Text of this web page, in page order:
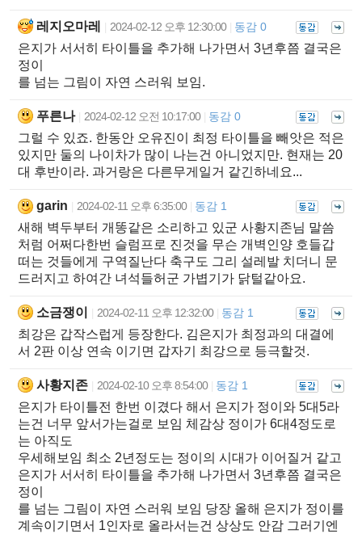
레지오마레 2024-02-12 오후 12:30:00 동감 0
은지가 서서히 타이틀을 추가해 나가면서 3년후쯤 결국은
정이
를 넘는 그림이 자연 스러워 보임.
푸른나 2024-02-12 오전 10:17:00 동감 0
그럴 수 있죠. 한동안 오유진이 최정 타이틀을 빼앗은 적은
있지만 둘의 나이차가 많이 나는건 아니었지만. 현재는 20
대 후반이라. 과거랑은 다른무게일거 같긴하네요...
garin 2024-02-11 오후 6:35:00 동감 1
새해 벽두부터 개똥같은 소리하고 있군 사황지존님 말씀
처럼 어쩌다한번 슬럼프로 진것을 무슨 개벽인양 호들갑
떠는 것들에게 구역질난다 축구도 그리 설레발 치더니 문
드러지고 하여간 녀석들허군 가볍기가 닭털같아요.
소금쟁이 2024-02-11 오후 12:32:00 동감 1
최강은 갑작스럽게 등장한다. 김은지가 최정과의 대결에
서 2판 이상 연속 이기면 갑자기 최강으로 등극할것.
사황지존 2024-02-10 오후 8:54:00 동감 1
은지가 타이틀전 한번 이겼다 해서 은지가 정이와 5대5라
는건 너무 앞서가는걸로 보임 체감상 정이가 6대4정도로
는 아직도
우세해보임 최소 2년정도는 정이의 시대가 이어질거 같고
은지가 서서히 타이틀을 추가해 나가면서 3년후쯤 결국은
정이
를 넘는 그림이 자연 스러워 보임 당장 올해 은지가 정이를
계속이기면서 1인자로 올라서는건 상상도 안감 그러기엔